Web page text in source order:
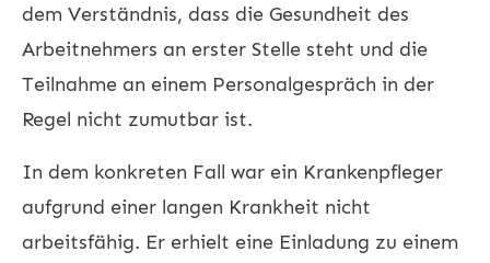
dem Verständnis, dass die Gesundheit des
Arbeitnehmers an erster Stelle steht und die
Teilnahme an einem Personalgespräch in der
Regel nicht zumutbar ist.
In dem konkreten Fall war ein Krankenpfleger
aufgrund einer langen Krankheit nicht
arbeitsfähig. Er erhielt eine Einladung zu einem